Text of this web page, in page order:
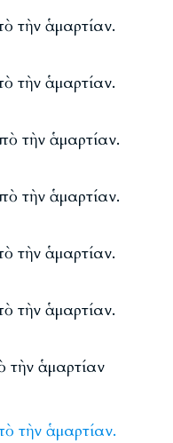
τὴν ἁμαρτίαν.
τὴν ἁμαρτίαν.
τὴν ἁμαρτίαν.
τὴν ἁμαρτίαν.
τὴν ἁμαρτίαν.
τὴν ἁμαρτίαν.
τὴν ἁμαρτίαν
τὴν ἁμαρτίαν.